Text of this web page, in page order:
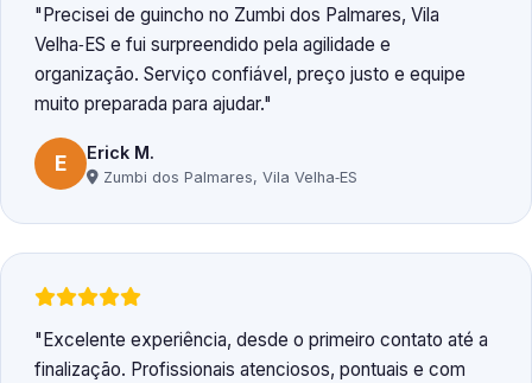
Precisei de guincho no Zumbi dos Palmares, Vila
Velha‑ES e fui surpreendido pela agilidade e
organização. Serviço confiável, preço justo e equipe
muito preparada para ajudar.
E Erick M.
Zumbi dos Palmares, Vila Velha‑ES
Excelente experiência, desde o primeiro contato até a
finalização. Profissionais atenciosos, pontuais e com